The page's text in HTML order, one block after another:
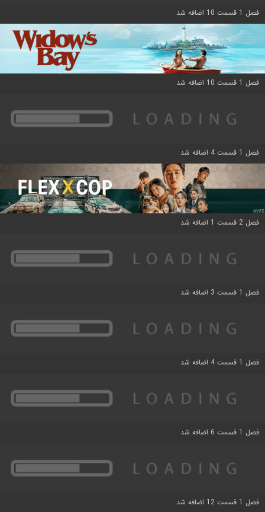
فصل 1 قسمت 10 اضافه شد
فصل 1 قسمت 10 اضافه شد
فصل 1 قسمت 4 اضافه شد
فصل 2 قسمت 1 اضافه شد
فصل 1 قسمت 3 اضافه شد
فصل 1 قسمت 4 اضافه شد
فصل 1 قسمت 6 اضافه شد
فصل 1 قسمت 12 اضافه شد